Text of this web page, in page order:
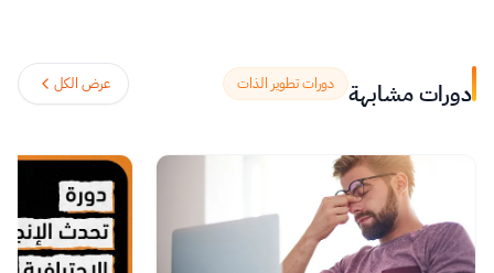
تحقيق الإمكانات الكاملة.
دورات مشابهة دورات تطوير الذات عرض الكل